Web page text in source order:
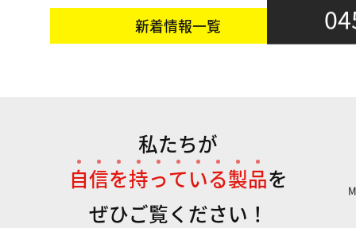
新着情報一覧
私たちが
自信を持っている製品を
ぜひご覧ください！